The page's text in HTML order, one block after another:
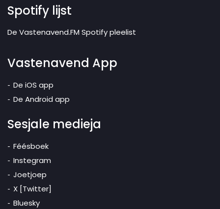
Spotify lijst
De Vastenavend.FM Spotify pleelist
Vastenavend App
De iOS app
De Android app
Sesjale medieja
Féésboek
Instegram
Joetjoep
X [Twitter]
Bluesky